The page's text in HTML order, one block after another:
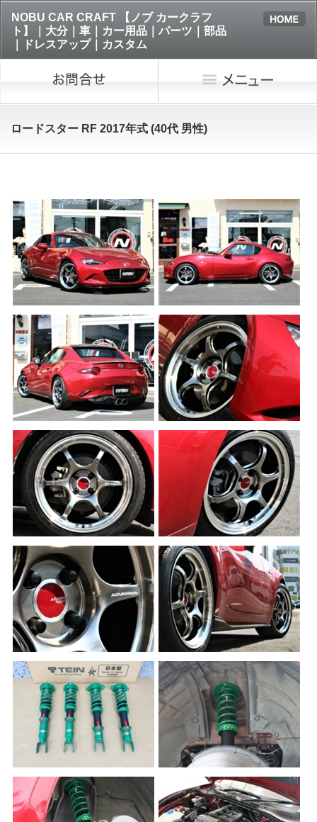
NOBU CAR CRAFT 【ノブ カークラフ
ト】｜大分｜車｜カー用品｜パーツ｜部品
｜ドレスアップ｜カスタム
ロードスター RF 2017年式 (40代 男性)